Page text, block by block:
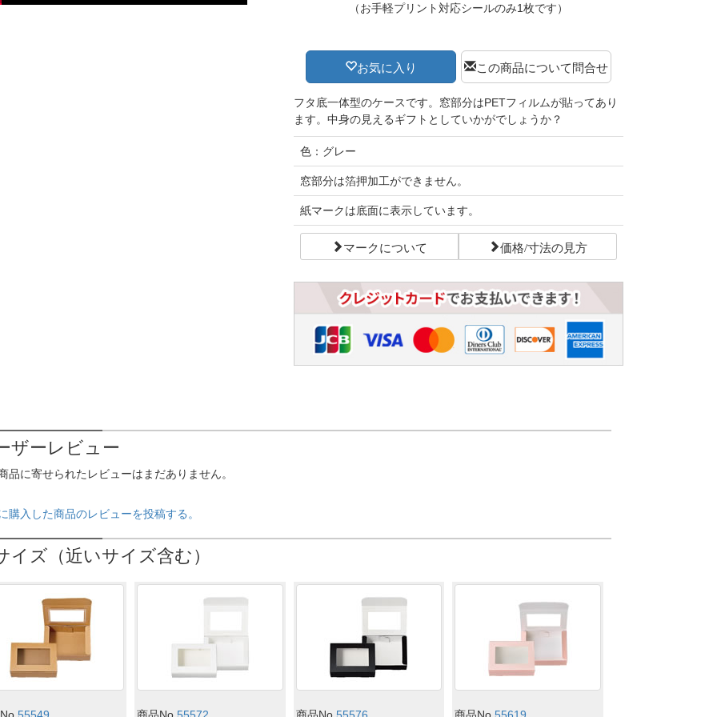
（お手軽プリント対応シールのみ1枚です）
お気に入り この商品について問合せ
フタ底一体型のケースです。窓部分はPETフィルムが貼ってあり
ます。中身の見えるギフトとしていかがでしょうか？
色：グレー
窓部分は箔押加工ができません。
紙マークは底面に表示しています。
マークについて 価格/寸法の見方
ザーレビュー
品に寄せられたレビューはまだありません。
購入した商品のレビューを投稿する。
イズ（近いサイズ含む）
55549 商品No. 55572 商品No. 55576 商品No.55619